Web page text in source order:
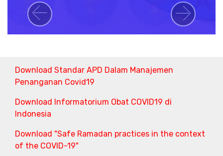
Previous Next
Download Standar APD Dalam Manajemen
Penanganan Covid19
Download Informatorium Obat COVID19 di
Indonesia
Download "Safe Ramadan practices in the context
of the COVID-19"